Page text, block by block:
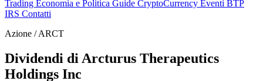
Trading Economia e Politica Guide CryptoCurrency Eventi BTP
IRS Contatti
Azione / ARCT
Dividendi di Arcturus Therapeutics
Holdings Inc